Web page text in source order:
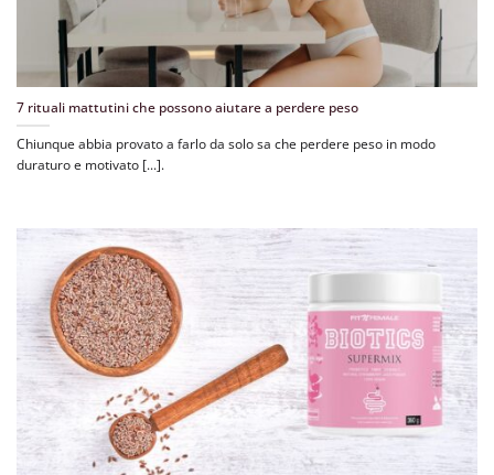
7 rituali mattutini che possono aiutare a perdere peso
Chiunque abbia provato a farlo da solo sa che perdere peso in modo
duraturo e motivato [...].